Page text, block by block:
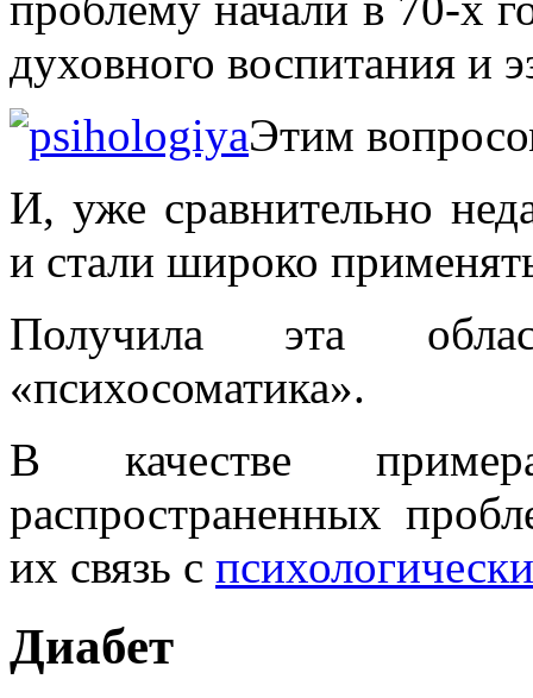
духовного воспитания и
Этим
И, уже сравнительно
и стали широко
Получила эта
«психосоматика».
В качестве
распространенных
их связь с
Диабет